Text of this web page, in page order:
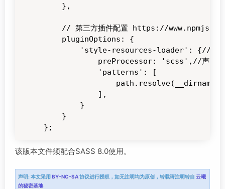
    },
// 第三方插件配置 https://
    pluginOptions: {
'style-resources-loader': {//
preProcessor: 'scss',//声明类
            'patterns': [
path.resolve(__dirname,
            ],
        }
    }
};
该版本文件须配合SASS 8.0使用。
声明:本文采用BY-NC-SA协议进行授权，如无注明均为原创，转载请注明转自 云曦
的秘密基地